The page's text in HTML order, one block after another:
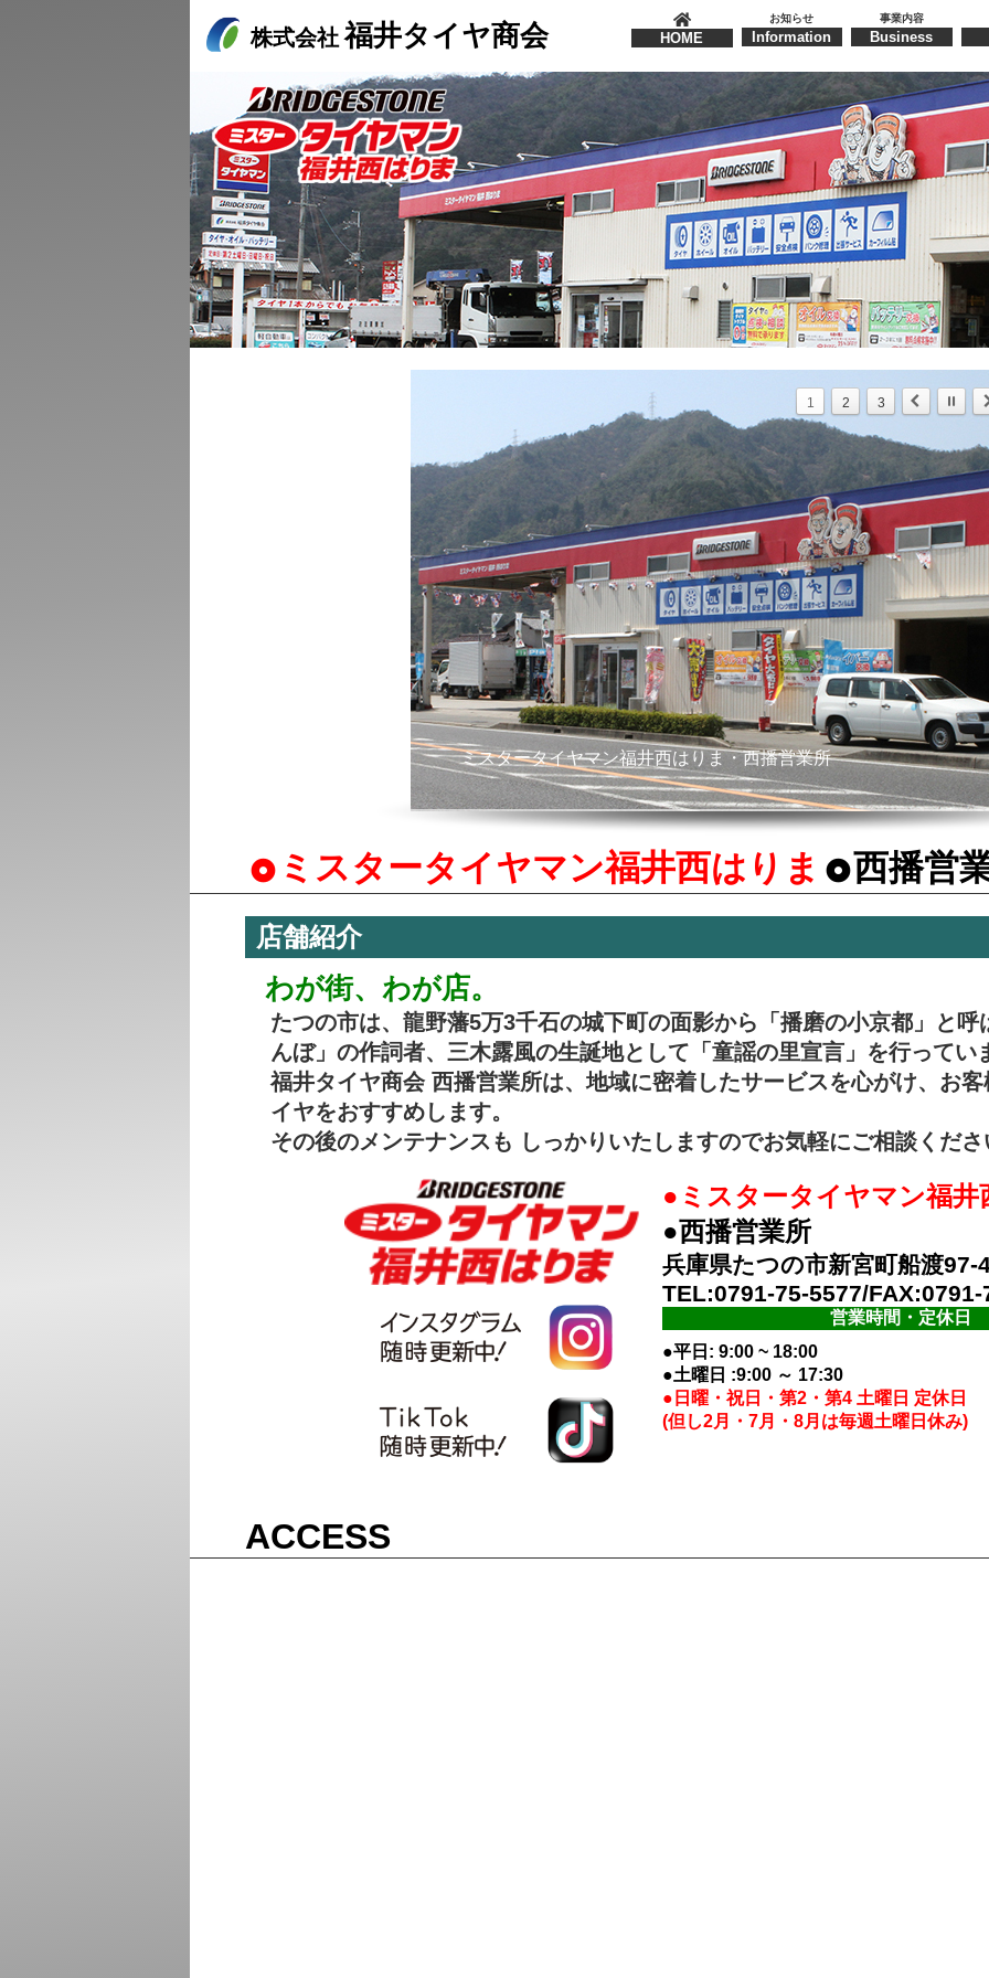
1 2 3
株式会社 福井タイヤ商会 HOME
お知らせ
Information
事業内容
Business
ミスタータイヤマン福井西はりま 西播営
店舗紹介
わが街、わが店。
たつの市は、龍野藩5万3千石の城下町の面影から「播磨の小京都」と呼
んぼ」の作詞者、三木露風の生誕地として「童謡の里宣言」を行ってい
福井タイヤ商会 西播営業所は、地域に密着したサービスを心がけ、お
イヤをおすすめします。
その後のメンテナンスも しっかりいたしますのでお気軽にご相談くださ
●ミスタータイヤマン福井
●西播営業所
兵庫県たつの市新宮町船渡97-
TEL:0791-75-5577/FAX:0791-
営業時間・定休日
●平日: 9:00 ~ 18:00
●土曜日 :9:00 ～ 17:30
●日曜・祝日・第2・第4 土曜日 定休日
(但し2月・7月・8月は毎週土曜日休み)
ACCESS